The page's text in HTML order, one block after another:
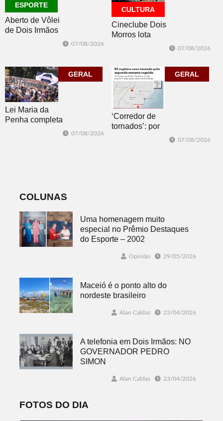
ESPORTE
Aberto de Vôlei
de Dois Irmãos
jogos
07/08/2026
CULTURA
Cineclube Dois
Morros lota
corpo que cai”
07/08/2026
GERAL
Lei Maria da
Penha completa
07/08/2026
GERAL
‘Corredor de
tornados’: por
07/08/2026
COLUNAS
Uma homenagem muito
especial no Prêmio Destaques
do Esporte – 2002
Opinião 29/05/2026
Maceió é o ponto alto do
nordeste brasileiro
Alan Caldas 23/04/2026
A telefonia em Dois Irmãos: NO
GOVERNADOR PEDRO
SIMON
Alan Caldas 23/04/2026
FOTOS DO DIA